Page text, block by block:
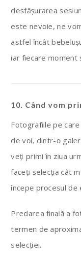
desfășurarea
este nevoie, ne
astfel încât
iar fiecare moment
10. Când vom
Fotografiile pe
de voi, dintr-o
veți primi în ziua
faceți selecția cât
începe procesul de
Predarea finală a
termen de
selecției.